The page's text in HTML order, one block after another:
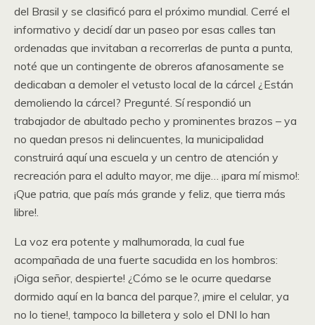
del Brasil y se clasificó para el próximo mundial. Cerré el
informativo y decidí dar un paseo por esas calles tan
ordenadas que invitaban a recorrerlas de punta a punta,
noté que un contingente de obreros afanosamente se
dedicaban a demoler el vetusto local de la cárcel ¿Están
demoliendo la cárcel? Pregunté. Sí respondió un
trabajador de abultado pecho y prominentes brazos – ya
no quedan presos ni delincuentes, la municipalidad
construirá aquí una escuela y un centro de atención y
recreación para el adulto mayor, me dije… ¡para mí mismo!:
¡Que patria, que país más grande y feliz, que tierra más
libre!.
La voz era potente y malhumorada, la cual fue
acompañada de una fuerte sacudida en los hombros:
¡Oiga señor, despierte! ¿Cómo se le ocurre quedarse
dormido aquí en la banca del parque?, ¡mire el celular, ya
no lo tiene!, tampoco la billetera y solo el DNI lo han